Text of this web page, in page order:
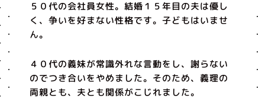
５０代の会社員女性。結婚１５年目の夫は優し
く、争いを好まない性格です。子どもはいませ
ん。
４０代の義妹が常識外れな言動をし、謝らない
のでつき合いをやめました。そのため、義理の
両親とも、夫とも関係がこじれました。